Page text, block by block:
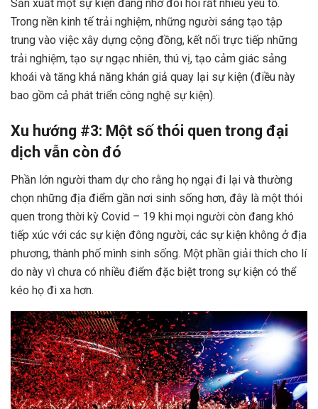
Sản xuất một sự kiện đáng nhớ đòi hỏi rất nhiều yếu tố.
Trong nền kinh tế trải nghiệm, những người sáng tạo tập
trung vào việc xây dựng cộng đồng, kết nối trực tiếp những
trải nghiệm, tạo sự ngạc nhiên, thú vị, tạo cảm giác sảng
khoái và tăng khả năng khán giả quay lại sự kiện (điều này
bao gồm cả phát triển công nghệ sự kiện).
Xu hướng #3: Một số thói quen trong đại
dịch vẫn còn đó
Phần lớn người tham dự cho rằng họ ngại đi lại và thường
chọn những địa điểm gần nơi sinh sống hơn, đây là một thói
quen trong thời kỳ Covid – 19 khi mọi người còn đang khó
tiếp xúc với các sự kiện đông người, các sự kiện không ở địa
phương, thành phố mình sinh sống. Một phần giải thích cho lí
do này vì chưa có nhiều điểm đặc biệt trong sự kiện có thể
kéo họ đi xa hơn.